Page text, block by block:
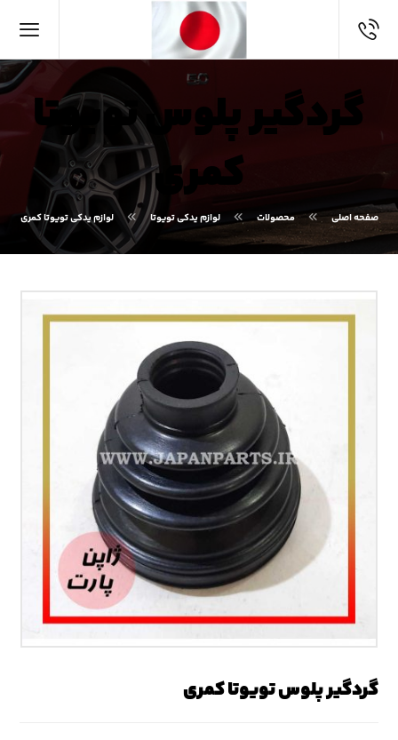
گردگیر پلوس تویوتا
کمری
صفحه اصلی محصولات لوازم یدکی تویوتا لوازم یدکی تویوتا کمری
گردگیر پلوس تویوتا کمری